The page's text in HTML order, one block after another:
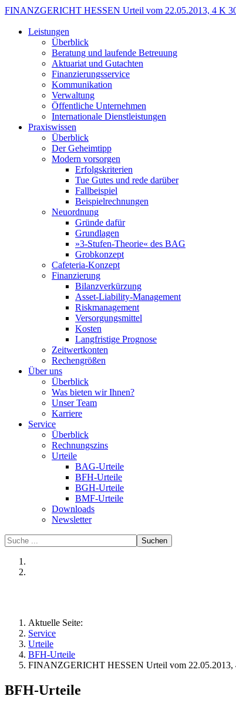
FINANZGERICHT HESSEN Urteil vom 22.05.2013, 4 K
Leistungen
Überblick
Beratung und laufende Betreuung
Aktuariat und Gutachten
Finanzierungsservice
Kommunikation
Verwaltung
Öffentliche Unternehmen
Internationale Dienstleistungen
Praxiswissen
Überblick
Der Geheimtipp
Modern vorsorgen
Erfolgskriterien
Tue Gutes und rede darüber
Fallbeispiel
Beispielrechnungen
Neuordnung
Gründe dafür
Grundlagen
»3-Stufen-Theorie« des BAG
Grobkonzept
Cafeteria-Konzept
Finanzierung
Bilanzverkürzung
Asset-Liability-Management
Riskmanagement
Versorgungsmittel
Kosten
Langfristige Prognose
Zeitwertkonten
Rechengrößen
Über uns
Überblick
Was bieten wir Ihnen?
Unser Team
Karriere
Service
Überblick
Rechnungszins
Urteile
BAG-Urteile
BFH-Urteile
BGH-Urteile
BMF-Urteile
Downloads
Newsletter
Suchen
Aktuelle Seite:
Service
Urteile
BFH-Urteile
FINANZGERICHT HESSEN Urteil vom 22.05.2013,
BFH-Urteile